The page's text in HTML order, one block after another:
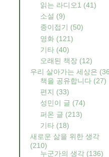
읽는 라디오1 (41)
소설 (9)
종이접기 (50)
영화 (121)
기타 (40)
오래된 책장 (12)
우리 살아가는 세상은
책을 공유합니다 (27)
편지 (33)
성민이 글 (74)
퍼온 글 (213)
기타 (18)
새로운 삶을 위한 생각
(210)
누군가의 생각 (136)